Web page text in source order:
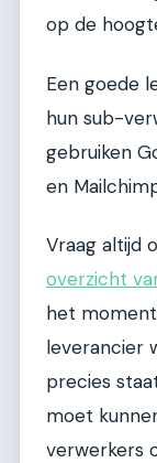
op de
Een goede
hun sub-
gebruiken
en
Vraag altijd
overzicht
het
leverancier
precies
moet
verwerkers